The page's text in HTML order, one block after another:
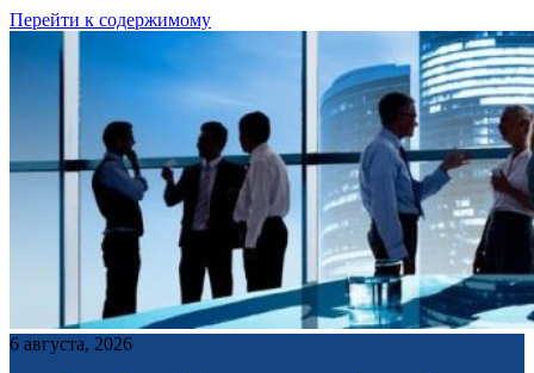
Перейти к содержимому
6 августа, 2026